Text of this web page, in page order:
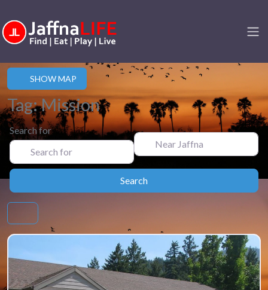
SHOW MAP
Tag: Mission
Search for
Near Jaffna
SearchSearch